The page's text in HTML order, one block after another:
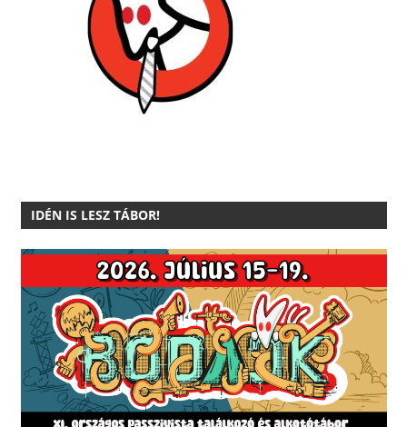
IDÉN IS LESZ TÁBOR!